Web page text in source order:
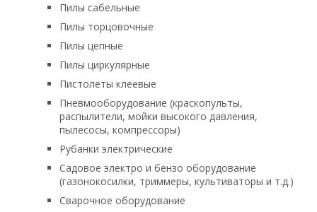
Пилы сабельные
Пилы торцовочные
Пилы цепные
Пилы циркулярные
Пистолеты клеевые
Пневмооборудование (краскопульты,
распылители, мойки высокого давления,
пылесосы, компрессоры)
Рубанки электрические
Садовое электро и бензо оборудование
(газонокосилки, триммеры, культиваторы и т.д.)
Сварочное оборудование